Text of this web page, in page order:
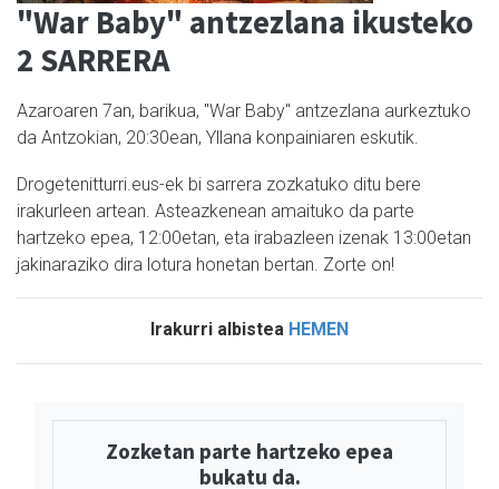
"War Baby" antzezlana ikusteko
2 SARRERA
Azaroaren 7an, barikua, "War Baby" antzezlana aurkeztuko
da Antzokian, 20:30ean, Yllana konpainiaren eskutik.
Drogetenitturri.eus-ek bi sarrera zozkatuko ditu bere
irakurleen artean. Asteazkenean amaituko da parte
hartzeko epea, 12:00etan, eta irabazleen izenak 13:00etan
jakinaraziko dira lotura honetan bertan. Zorte on!
Irakurri albistea HEMEN
Zozketan parte hartzeko epea
bukatu da.